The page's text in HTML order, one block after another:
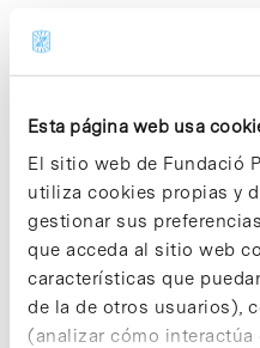
Esta página web usa
El sitio web de Fundació
utiliza cookies propias y
gestionar sus
que acceda al sitio web
características que
de la de otros usuarios),
(analizar cómo
Read More
In Sin categorizar
La UTOX del
certificación
los centros de
toxicología